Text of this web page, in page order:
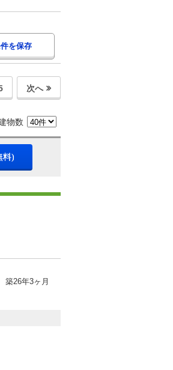
を保存
次へ
物数
料)
築26年3ヶ月